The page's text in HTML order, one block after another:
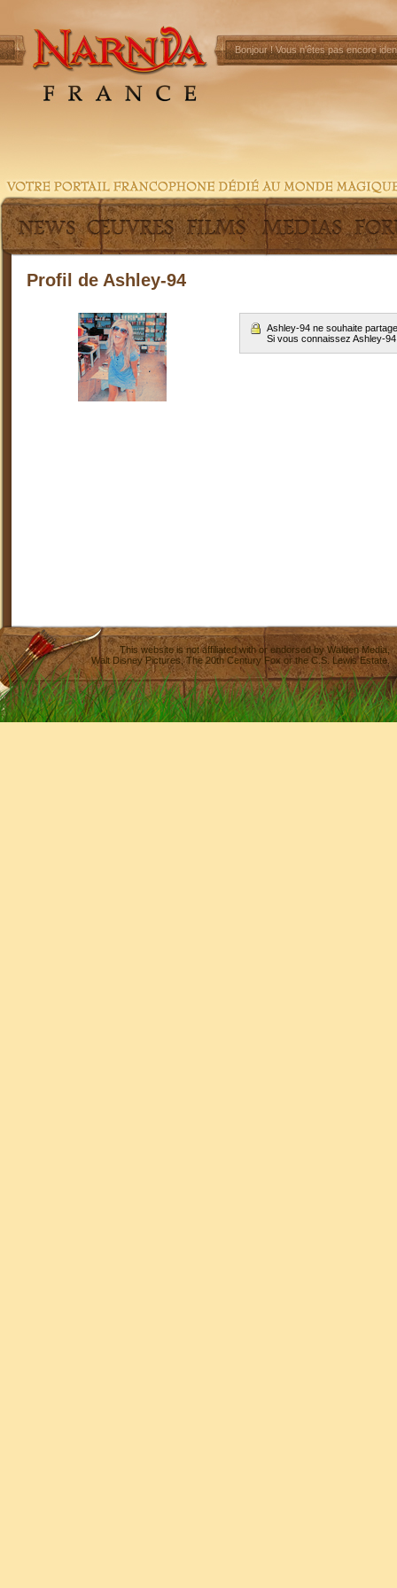
Bonjour !Vous n'êtes pas encore
Profil de Ashley-94
Ashley-94 ne souhaite
Si vous connaissez Ashley-
This website is not affiliated with or endorsed byWalden Media
Walt Disney Pictures,The 20th Century Fox or the C.S. Lewis Estate.